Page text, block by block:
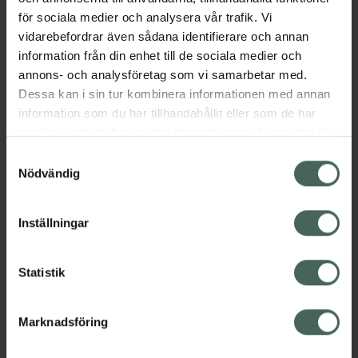
för sociala medier och analysera vår trafik. Vi
vidarebefordrar även sådana identifierare och annan
information från din enhet till de sociala medier och
annons- och analysföretag som vi samarbetar med.
Dessa kan i sin tur kombinera informationen med annan
information som du har tillhandahållit eller som de har
återkalla ditt samtycke via webbplatsens
cookieinställningar. Ett återkallat samtycke påverkar inte
lagligheten av behandling som skett innan återkallelsen.
Nödvändig
Inställningar
Statistik
Marknadsföring
EAN:
07350083122544
Kategorier:
Amning och matningBarn och föräldrar
Nappflaskor och dinappar
Äta och dricka själv
Visa
Amning och matning